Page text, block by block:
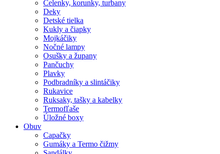
Čelenky, korunky, turbany
Deky
Detské tielka
Kukly a čiapky
Mojkáčiky
Nočné lampy
Osušky a župany
Pančuchy
Plavky
Podbradníky a slintáčiky
Rukavice
Ruksaky, tašky a kabelky
Termofľaše
Úložné boxy
Obuv
Capačky
Gumáky a Termo čižmy